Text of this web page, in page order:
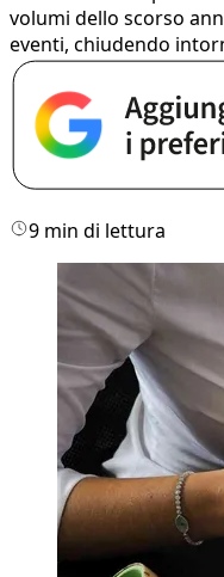
volumi dello scorso
eventi, chiudendo
9 min di lettura